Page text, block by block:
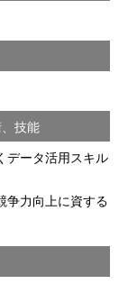
技能
データ活用スキル
争力向上に資する